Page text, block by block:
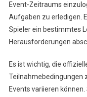
Event-Zeitraums
Aufgaben zu erledigen.
Spieler ein bestimmtes
Herausforderungen
Es ist wichtig, die
Teilnahmebedingungen
Events variieren